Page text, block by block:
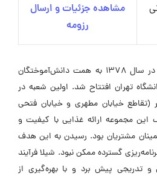
مشاهده جزئیات و ارسال
رزومه
رستوران‌های زنجیره‌ای شیلا در سال ۱۳۷۸ به همت دانش‌آموختگان
تهران افتتاح شد. اولین شعبه در
ولیعصر (تقاطع خیابان مطهری و خیابان فتحی
مجموعه ارائه غذایی با کیفیت و
مشتریان بود. رسیدن به این هدف
گسترده ممکن نبود. شیلا فرآیند
تدریجی پیش برد و با بهره‌گیری از